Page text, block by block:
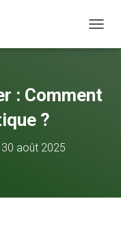
: Comment
?
30 août 2025